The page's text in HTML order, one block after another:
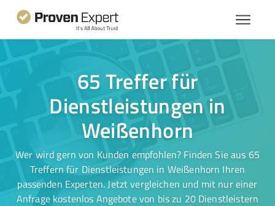
65 Treffer für
Dienstleistungen in
Weißenhorn
Wer wird gern von Kunden empfohlen? Finden Sie aus 65
Treffern für Dienstleistungen in Weißenhorn Ihren
passenden Experten. Jetzt vergleichen und mit nur einer
Anfrage kostenlos Angebote von bis zu 20 Dienstleistern